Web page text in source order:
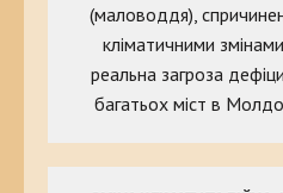
(маловоддя),
кліматичними
реальна загроза
багатьох міст в